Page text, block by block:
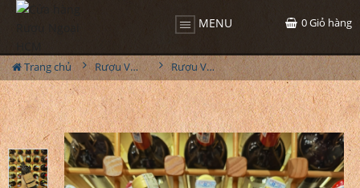
MENU 0Giỏ hàng
Trang chủ Rượu Vang Rượu Vang Chateau Les Mauberts Bordeaux